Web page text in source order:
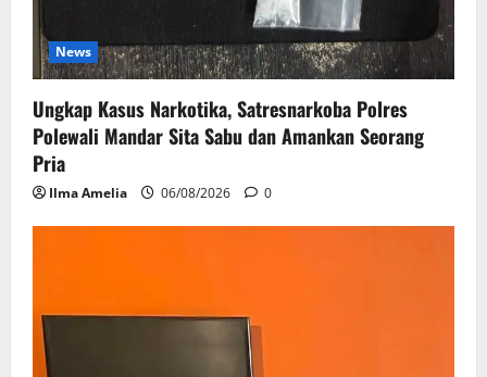
News
Ungkap Kasus Narkotika, Satresnarkoba Polres
Polewali Mandar Sita Sabu dan Amankan Seorang
Pria
Ilma Amelia 06/08/2026 0